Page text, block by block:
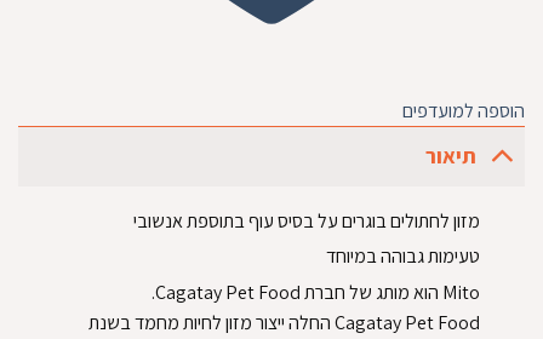
הוספה למועדפים
תיאור
מזון לחתולים בוגרים על בסיס עוף בתוספת אנשובי
טעימות גבוהה במיוחד
Mito הוא מותג של חברת Cagatay Pet Food.
Cagatay Pet Food החלה ייצור מזון לחיות מחמד בשנת